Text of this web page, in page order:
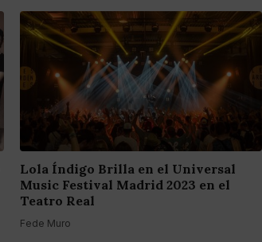
Lola Índigo Brilla en el Universal
Music Festival Madrid 2023 en el
Teatro Real
Fede Muro